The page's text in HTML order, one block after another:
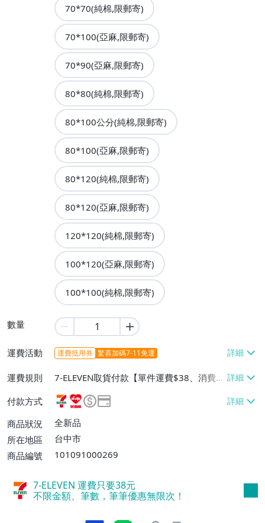
70*70(純棉,限郵寄)
70*100(亞麻,限郵寄)
70*90(亞麻,限郵寄)
80*80(純棉,限郵寄)
80*100公分(純棉,限郵寄)
80*100(亞麻,限郵寄)
80*120(純棉,限郵寄)
80*120(亞麻,限郵寄)
120*120(純棉,限郵寄)
100*120(亞麻,限郵寄)
100*100(純棉,限郵寄)
數量
運費活動 運費抵用券 驚喜加碼7-11免運
運費規則
7-ELEVEN取貨付款【單件運費$38、消費滿
$2300免運費】、萊爾富取貨付款【單件運
費$60、消費滿$2300免運費】、郵局掛號
【單件運費$80、消費滿$2500免運費】、
離島配送【單件運費$110、消費滿$2800
付款方式
商品狀況
全新品
所在地區
台中市
商品編號
101091000269
7-ELEVEN 運費只要38元
不限金額、筆數，筆筆優惠無限次！